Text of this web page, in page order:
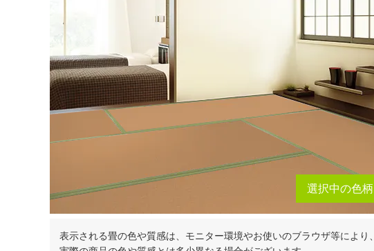
選択中の色柄
表示される畳の色や質感は、モニター環境やお使いのブラウザ等により、